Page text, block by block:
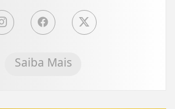
Saiba Mais